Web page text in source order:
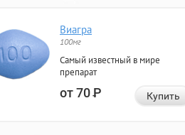
Виагра
100мг
Самый известный в мире
препарат
от 70Р Купить